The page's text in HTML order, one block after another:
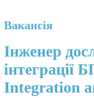
Вакансія
Інженер
інтеграції
Integration